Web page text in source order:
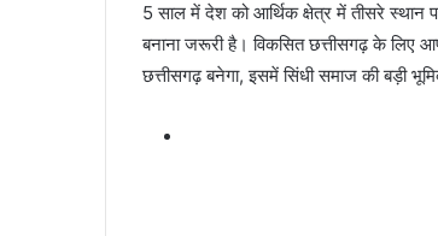
5 साल में देश को आर्थिक क्षेत्र में तीसरे स्थान
बनाना जरूरी है। विकसित छत्तीसगढ़ के लिए
छत्तीसगढ़ बनेगा, इसमें सिंधी समाज की बड़ी